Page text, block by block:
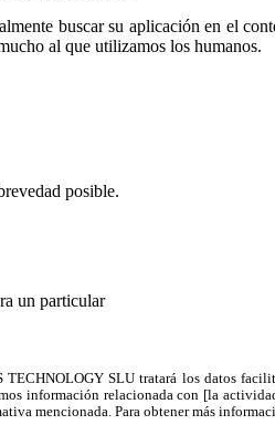
buscar su aplicación en el
al que utilizamos los humanos.
posible.
un particular
SLU tratará los datos
información relacionada con [la
mencionada. Para obtener más